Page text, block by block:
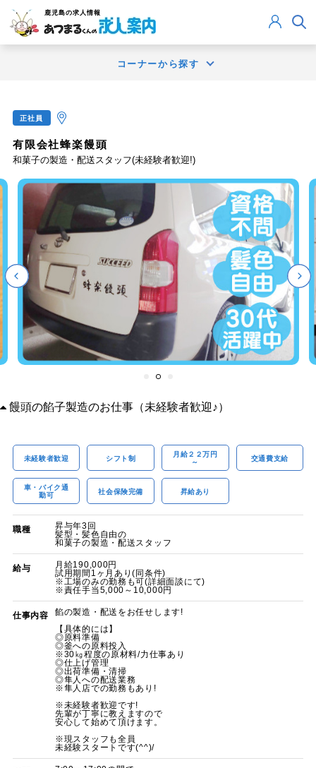
鹿児島の求人情報
コーナーから探す
正社員
有限会社蜂楽饅頭
和菓子の製造・配送スタッフ(未経験者歓迎!)
饅頭の餡子製造のお仕事（未経験者歓迎♪）
未経験者歓迎 シフト制
月給２２万円
～
交通費支給
車・バイク通
勤可
社会保険完備 昇給あり
職種
昇与年3回
髪型・髪色自由の
和菓子の製造・配送スタッフ
給与
月給190,000円
試用期間1ヶ月あり(同条件)
※工場のみの勤務も可(詳細面談にて)
※責任手当5,000～10,000円
仕事内容
餡の製造・配送をお任せします!
【具体的には】
◎原料準備
◎釜への原料投入
※30㎏程度の原材料/力仕事あり
◎仕上げ管理
◎出荷準備・清掃
◎隼人への配送業務
※隼人店での勤務もあり!
※未経験者歓迎です!
先輩が丁寧に教えますので
安心して始めて頂けます。
※現スタッフも全員
未経験スタートです(^^)/